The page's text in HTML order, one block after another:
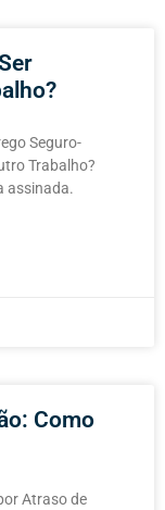
Seguro-
Trabalho?
assinada.
Como
Atraso de